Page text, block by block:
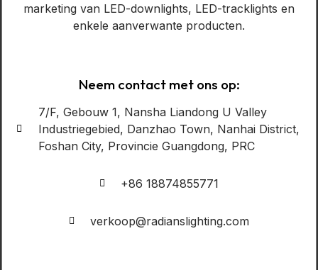
marketing van LED-downlights, LED-tracklights en
enkele aanverwante producten.
Neem contact met ons op:
7/F, Gebouw 1, Nansha Liandong U Valley
Industriegebied, Danzhao Town, Nanhai District,
Foshan City, Provincie Guangdong, PRC
+86 18874855771
verkoop@radianslighting.com